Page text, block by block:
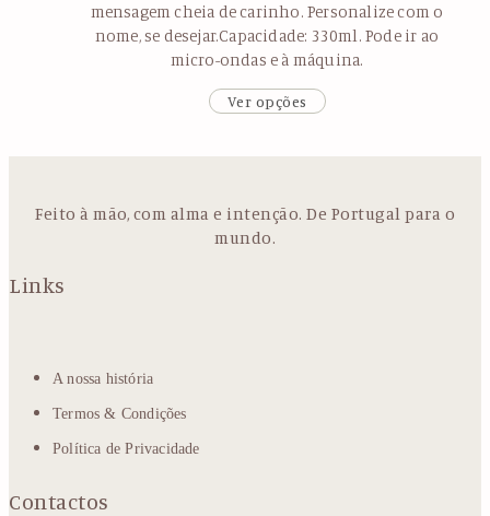
mensagem cheia de carinho. Personalize com o
nome, se desejar.Capacidade: 330ml. Pode ir ao
micro-ondas e à máquina.
Ver opções
Feito à mão, com alma e intenção. De Portugal para o
mundo.
Links
A nossa história
Termos & Condições
Política de Privacidade
Contactos